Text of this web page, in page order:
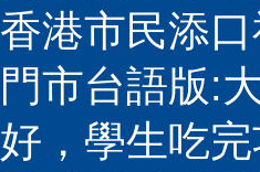
香港市民添
門市台語版:
好，學生吃